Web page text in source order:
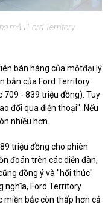
mẫu Ford Territory
bán hàng của mộtđại lý
bản của Ford Territory
- 839 triệu đồng). Tuy
đổi qua điện thoại". Nếu
nhiều hơn.
triệu đồng cho phiên
đoán trên các diễn đàn,
đồng ý và "hối thúc"
nghĩa, Ford Territory
miền bắc còn thấp hơn cả